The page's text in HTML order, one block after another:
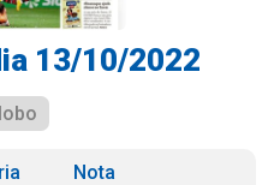
13/10/2022
Nota